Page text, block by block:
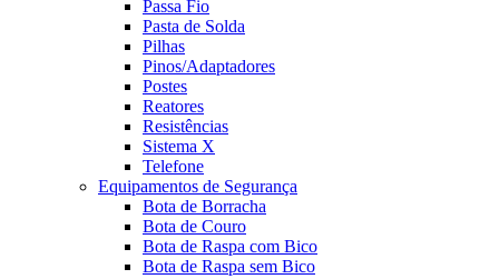
Passa Fio
Pasta de Solda
Pilhas
Pinos/Adaptadores
Postes
Reatores
Resistências
Sistema X
Telefone
Equipamentos de Segurança
Bota de Borracha
Bota de Couro
Bota de Raspa com Bico
Bota de Raspa sem Bico